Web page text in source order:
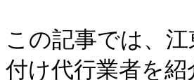
この記事では、
付け代行業者を